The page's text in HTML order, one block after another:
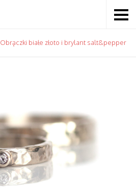
Obrączki białe złoto i brylant salt&pepper